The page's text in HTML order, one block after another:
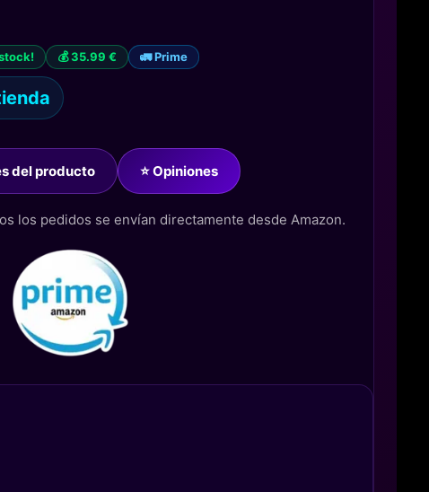
stock! 💰 35.99 € 🚛 Prime
del producto ⭐ Opiniones
los pedidos se envían directamente desde Amazon.